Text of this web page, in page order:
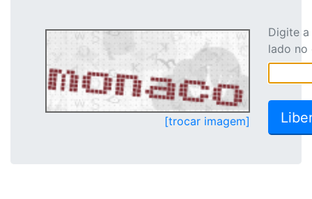
[trocar imagem]
Digite
lado no